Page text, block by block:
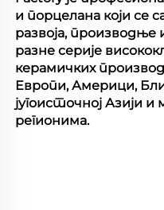
и порцелана који се
развоја, производње
разне серије
керамичких
Европи, Америци,
југоисточној Азији
регионима.